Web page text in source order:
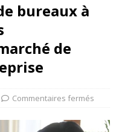
bureaux à
de
Commentaires fermés